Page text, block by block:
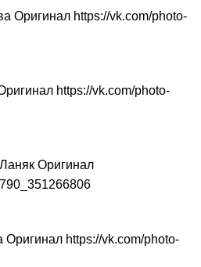
Оригинал https://vk.com/photo-
https://vk.com/photo-
Оригинал
https://vk.com/photo-